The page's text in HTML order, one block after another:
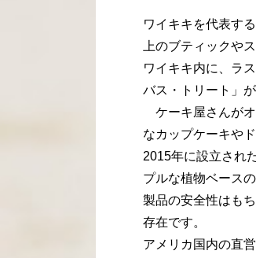
ワイキキを代表す
上のブティックや
ワイキキ内に、ラ
バス・トリート」
ケーキ屋さんがオ
なカップケーキや
2015年に設立され
プルな植物ベース
製品の安全性はも
存在です。
アメリカ国内の直